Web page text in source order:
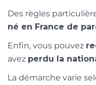
Des règles
né en France de
Enfin, vous pouvez
avez perdu la
La démarche varie